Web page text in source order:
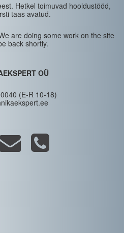
Hetkel toimuvad hooldustööd,
taas avatud.
are doing some work on the site
back shortly.
OÜ
(E-R 10-18)